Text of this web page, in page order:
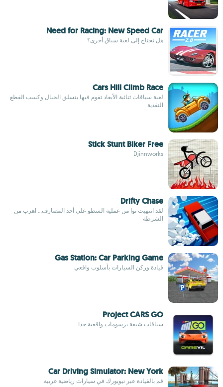
Need for Racing: New Speed Car
هل تحتاج إلى لعبة سباق أخرى؟
Cars Hill Climb Race
لعبة سباقات ثنائية الأبعاد تقوم فيها بتسلق الجبال وكسب القطع
النقدية
Stick Stunt Biker Free
Djinnworks
Drifty Chase
لقد انتهيت توا من عملية السطو على أحد المصارف... اهرب من
الشرطة
Gas Station: Car Parking Game
قيادة وركن السيارات بأسلوب واقعي
Project CARS GO
سباقات شيقة برسومات واقعية جدا
Car Driving Simulator: New York
قم بالقيادة عبر نيويورك في سيارات رياضية غريبة